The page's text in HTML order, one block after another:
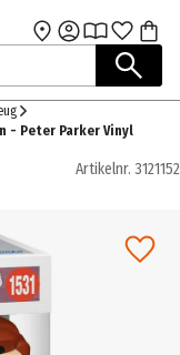
- Peter Parker Vinyl
Artikelnr. 3121152